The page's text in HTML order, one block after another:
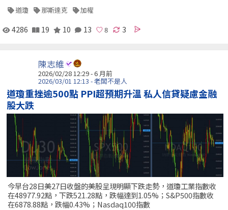
道瓊 那斯達克 加權
4286 19 10 13 3
陳志維
2026/02/28 12:29 - 6 月前
2026/03/01 12:13 - 老闆不是人
道瓊重挫逾500點 PPI超預期升溫 私人信貸疑慮金融
股大跌
今早台28日美27日收盤的美股呈現明顯下跌走勢，道瓊工業指數收
在48977.92點，下跌521.28點，跌幅達到1.05%；S&P500指數收
在6878.88點，跌幅0.43%；Nasdaq100指數